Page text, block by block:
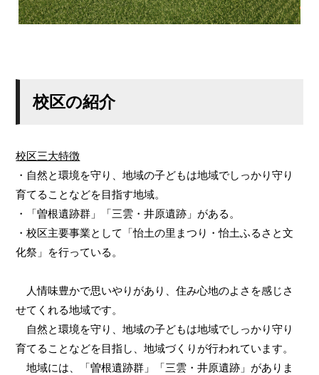
校区の紹介
校区三大特徴
・自然と環境を守り、地域の子どもは地域でしっかり守り
育てることなどを目指す地域。
・「曽根遺跡群」「三雲・井原遺跡」がある。
・校区主要事業として「怡土の里まつり・怡土ふるさと文
化祭」を行っている。
人情味豊かで思いやりがあり、住み心地のよさを感じさ
せてくれる地域です。
自然と環境を守り、地域の子どもは地域でしっかり守り
育てることなどを目指し、地域づくりが行われています。
地域には、「曽根遺跡群」「三雲・井原遺跡」がありま